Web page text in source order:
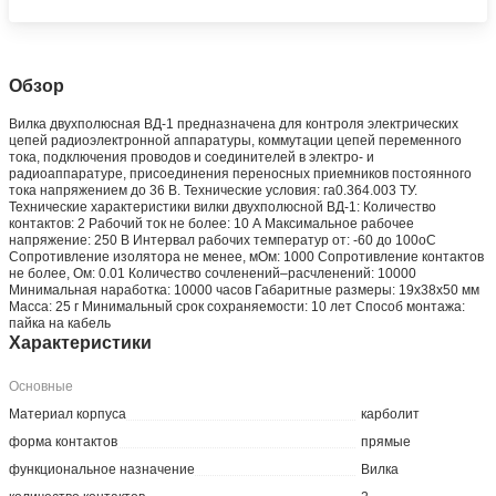
Обзор
Вилка двухполюсная ВД-1 предназначена для контроля электрических
цепей радиоэлектронной аппаратуры, коммутации цепей переменного
тока, подключения проводов и соединителей в электро- и
радиоаппаратуре, присоединения переносных приемников постоянного
тока напряжением до 36 В. Технические условия: га0.364.003 ТУ.
Технические характеристики вилки двухполюсной ВД-1: Количество
контактов: 2 Рабочий ток не более: 10 А Максимальное рабочее
напряжение: 250 В Интервал рабочих температур от: -60 до 100oС
Сопротивление изолятора не менее, мОм: 1000 Сопротивление контактов
не более, Ом: 0.01 Количество сочленений–расчленений: 10000
Минимальная наработка: 10000 часов Габаритные размеры: 19х38х50 мм
Масса: 25 г Минимальный срок сохраняемости: 10 лет Способ монтажа:
пайка на кабель
Характеристики
Основные
Материал корпуса
карболит
форма контактов
прямые
функциональное назначение
Вилка